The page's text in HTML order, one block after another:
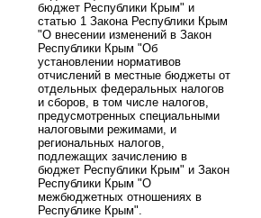
бюджет Республики Крым" и
статью 1 Закона Республики Крым
"О внесении изменений в Закон
Республики Крым "Об
установлении нормативов
отчислений в местные бюджеты от
отдельных федеральных налогов
и сборов, в том числе налогов,
предусмотренных специальными
налоговыми режимами, и
региональных налогов,
подлежащих зачислению в
бюджет Республики Крым" и Закон
Республики Крым "О
межбюджетных отношениях в
Республике Крым".